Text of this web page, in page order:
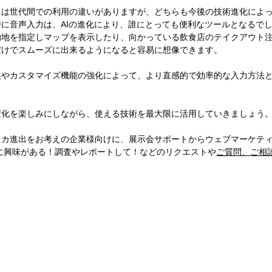
世代間での利用の違いがありますが、どちらも今後の技術進化によ
音声入力は、AIの進化により、誰にとっても便利なツールとなるで
を指定しマップを表示したり、向かっている飲食店のテイクアウト
でスムーズに出来るようになると容易に想像できます。
カスタマイズ機能の強化によって、より直感的で効率的な入力方法
を楽しみにしながら、使える技術を最大限に活用していきましょう
進出をお考えの企業様向けに、展示会サポートからウェブマーケテ
味がある！調査やレポートして！などのリクエストやご質問、ご相